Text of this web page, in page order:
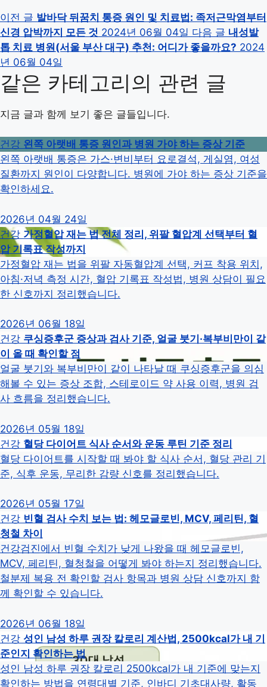
이전 글 발바닥 뒤꿈치 통증 원인 및 치료법: 족저근막염부터
신경 압박까지 모든 것 2024년 06월 04일 다음 글 내성발
톱 치료 병원(서울 부산 대구) 추천: 어디가 좋을까요? 2024
년 06월 04일
같은 카테고리의 관련 글
지금 글과 함께 보기 좋은 글들입니다.
건강 왼쪽 아랫배 통증 원인과 병원 가야 하는 증상 기준
왼쪽 아랫배 통증은 가스·변비부터 요로결석, 게실염, 여성
질환까지 원인이 다양합니다. 병원에 가야 하는 증상 기준을
확인하세요.
2026년 04월 24일
건강 가정혈압 재는 법 전체 정리, 위팔 혈압계 선택부터 혈
압 기록표 작성까지
가정혈압 재는 법을 위팔 자동혈압계 선택, 커프 착용 위치,
아침·저녁 측정 시간, 혈압 기록표 작성법, 병원 상담이 필요
한 신호까지 정리했습니다.
2026년 06월 18일
건강 쿠싱증후군 증상과 검사 기준, 얼굴 붓기·복부비만이 같
이 올 때 확인할 점
얼굴 붓기와 복부비만이 같이 나타날 때 쿠싱증후군을 의심
해볼 수 있는 증상 조합, 스테로이드 약 사용 이력, 병원 검
사 흐름을 정리했습니다.
2026년 05월 18일
건강 혈당 다이어트 식사 순서와 운동 루틴 기준 정리
혈당 다이어트를 시작할 때 봐야 할 식사 순서, 혈당 관리 기
준, 식후 운동, 무리한 감량 신호를 정리했습니다.
2026년 05월 17일
건강 빈혈 검사 수치 보는 법: 헤모글로빈, MCV, 페리틴, 혈
청철 차이
건강검진에서 빈혈 수치가 낮게 나왔을 때 헤모글로빈,
MCV, 페리틴, 혈청철을 어떻게 봐야 하는지 정리했습니다.
철분제 복용 전 확인할 검사 항목과 병원 상담 신호까지 함
께 확인할 수 있습니다.
2026년 06월 18일
건강 성인 남성 하루 권장 칼로리 계산법, 2500kcal가 내 기
준인지 확인하는 법
성인 남성 하루 권장 칼로리 2500kcal가 내 기준에 맞는지
확인하는 방법을 연령대별 기준, 인바디 기초대사량, 활동